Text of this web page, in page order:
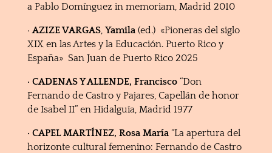
a Pablo Domínguez in memoriam, Madrid 2010
·AZIZE VARGAS, Yamila(ed.) «Pioneras del siglo
XIX en las Artes y la Educación. Puerto Rico y
España» San Juan de Puerto Rico 2025
· CADENAS Y ALLENDE, Francisco“Don
Fernando de Castro y Pajares, Capellán de honor
de Isabel II” en Hidalguía, Madrid 1977
· CAPEL MARTÍNEZ, Rosa María“La apertura del
horizonte cultural femenino: Fernando de Castro